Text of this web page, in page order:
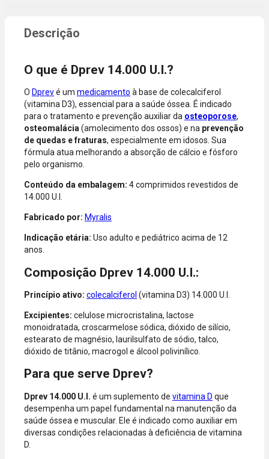
incluir itens
A aprovação
valor total da
compra, não
o valor da
parcela.
Certifique-se
de que o total
está dentro
do limite
disponível do
Bandeiras
Mastercard,
Hipercard,
Express, Elo e
cartão.
ao aplicativo
para
confirmar o
pagamento e
finalizar a
compra.
O que é Dprev 14.000 U.I.?
O Dprevé um medicamento à base de colecalciferol
(vitamina D3), essencial para a saúde óssea. É indicado
para o tratamento e prevenção auxiliar da osteoporose,
osteomalácia (amolecimento dos ossos) e na prevenção
de quedas e fraturas, especialmente em idosos. Sua
fórmula atua melhorando a absorção de cálcio e fósforo
pelo organismo.
Conteúdo da embalagem: 4 comprimidos revestidos de
14.000 U.I.
Fabricado por: Myralis
Indicação etária: Uso adulto e pediátrico acima de 12
anos.
Composição Dprev 14.000 U.I.:
Princípio ativo: colecalciferol (vitamina D3) 14.000 U.I.
Excipientes: celulose microcristalina, lactose
monoidratada, croscarmelose sódica, dióxido de silício,
estearato de magnésio, laurilsulfato de sódio, talco,
dióxido de titânio, macrogol e álcool polivinílico.
Para que serve Dprev?
Dprev 14.000 U.I. é um suplemento de vitamina D que
desempenha um papel fundamental na manutenção da
saúde óssea e muscular. Ele é indicado como auxiliar em
diversas condições relacionadas à deficiência de vitamina
D.